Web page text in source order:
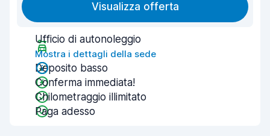
Visualizza offerta
Ufficio di autonoleggio
Mostra i dettagli della sede
Deposito basso
Conferma immediata!
Chilometraggio illimitato
Paga adesso